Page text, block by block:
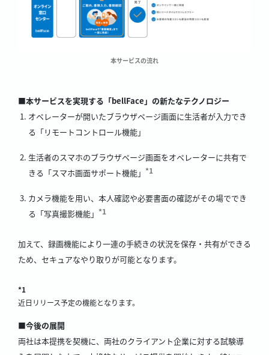
本サービスの流れ
■本サービスを実現する「bellFace」の新たなテクノロジー
オペレーターが開いたブラウザページ画面に生活者が入力でき
る「リモートコントロール機能」
生活者のスマホのブラウザページ画面をオペレーターに共有で
きる「スマホ画面サポート機能」 *1
カメラ機能を用い、本人確認や必要書面の確認がその場ででき
る「写真撮影機能」 *1
加えて、録画機能により一連の手続きの状況を保存・共有ができる
ため、セキュアなやり取りが可能となります。
*1
近日リリース予定の機能となります。
■今後の展開
両社は本提携を契機に、両社のクライアント企業に対する試験導